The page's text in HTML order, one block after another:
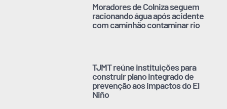
Moradores de Colniza seguem
racionando água após acidente
com caminhão contaminar rio
TJMT reúne instituições para
construir plano integrado de
prevenção aos impactos do El
Niño